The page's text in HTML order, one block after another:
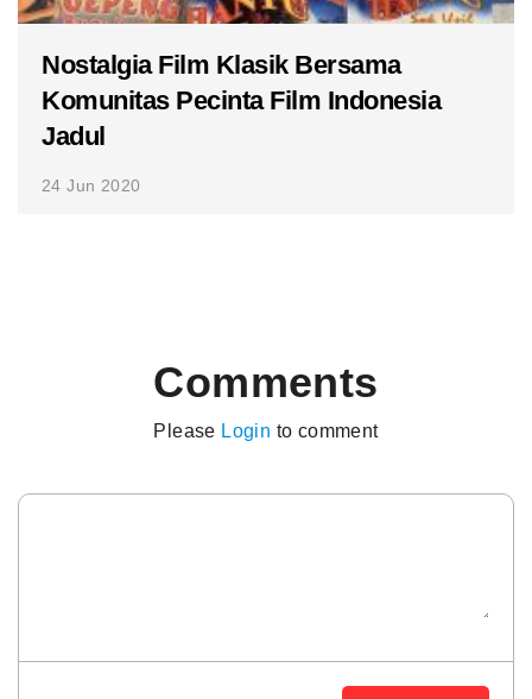
Nostalgia Film Klasik Bersama
Komunitas Pecinta Film Indonesia
Jadul
24 Jun 2020
Comments
Please Login to comment